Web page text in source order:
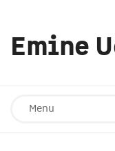
Emine
Menu